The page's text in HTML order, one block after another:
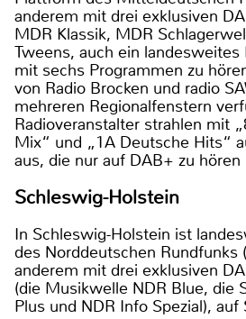
anderem mit drei exklusiven
MDR Klassik, MDR
Tweens, auch ein landesweites
mit sechs Programmen zu
von Radio Brocken und radio
mehreren Regionalfenstern
Radioveranstalter strahlen mit
Mix“ und „1A Deutsche Hits“
aus, die nur auf DAB+ zu hören
Schleswig-Holstein
In Schleswig-Holstein ist
des Norddeutschen Rundfunks
anderem mit drei exklusiven
(die Musikwelle NDR Blue, die
Plus und NDR Info Spezial), auf